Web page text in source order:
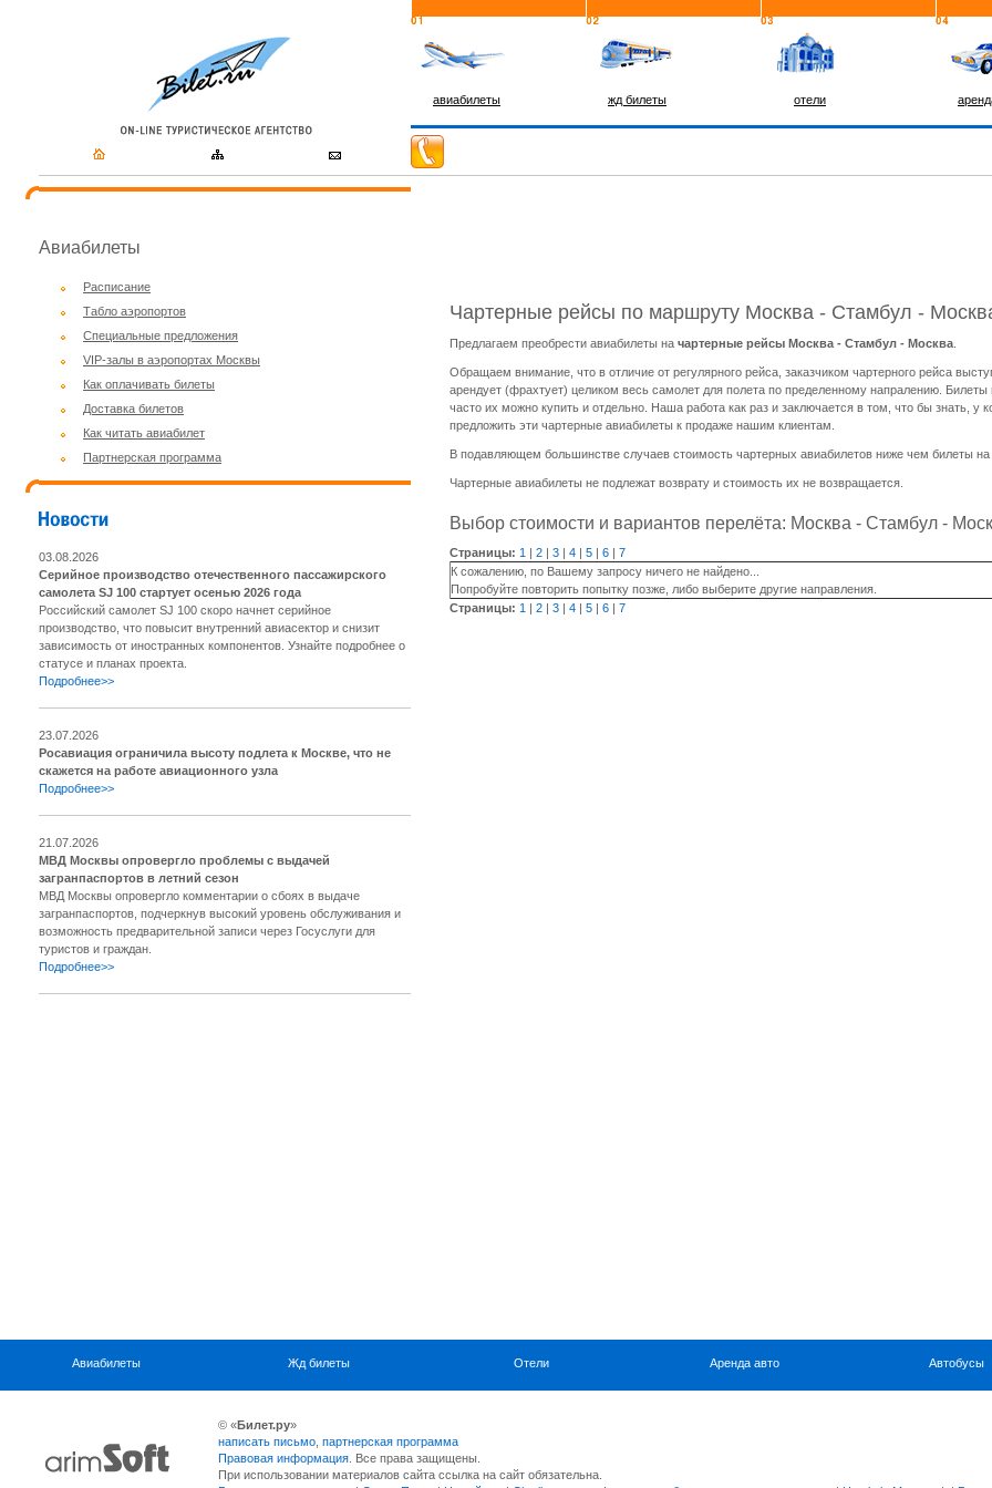
авиабилеты жд билеты отели
Авиабилеты
Расписание
Табло аэропортов
Специальные предложения
VIP-залы в аэропортах Москвы
Как оплачивать билеты
Доставка билетов
Как читать авиабилет
Партнерская программа
03.08.2026
Серийное производство отечественного пассажирского
самолета SJ 100 стартует осенью 2026 года
Российский самолет SJ 100 скоро начнет серийное
производство, что повысит внутренний авиасектор и снизит
зависимость от иностранных компонентов. Узнайте подробнее о
статусе и планах проекта.
Подробнее>>
23.07.2026
Росавиация ограничила высоту подлета к Москве, что не
скажется на работе авиационного узла
Подробнее>>
21.07.2026
МВД Москвы опровергло проблемы с выдачей
загранпаспортов в летний сезон
МВД Москвы опровергло комментарии о сбоях в выдаче
загранпаспортов, подчеркнув высокий уровень обслуживания и
возможность предварительной записи через Госуслуги для
туристов и граждан.
Подробнее>>
Чартерные рейсы по маршруту Москва - Стамбул -
Предлагаем преобрести авиабилеты на чартерные рейсы Москва - Стамбул - Москва
Обращаем внимание, что в отличие от регулярного рейса, заказчиком чартерного рейса
арендует (фрахтует) целиком весь самолет для полета по пределенному напралению. Билеты
часто их можно купить и отдельно. Наша работа как раз и заключается в том, что бы знать, у
предложить эти чартерные авиабилеты к продаже нашим клиентам.
В подавляющем большинстве случаев стоимость чартерных авиабилетов ниже чем билеты
Чартерные авиабилеты не подлежат возврату и стоимость их не возвращается.
Выбор стоимости и вариантов перелёта: Москва - Стамбул -
Страницы: 1 | 2 | 3 | 4 | 5 | 6 | 7
К сожалению, по Вашему запросу ничего не найдено...
Попробуйте повторить попытку позже, либо выберите другие направления.
Страницы: 1 | 2 | 3 | 4 | 5 | 6 | 7
Авиабилеты Жд билеты Отели Аренда авто Автобусы
© «Билет.ру»
написать письмо партнерская программа
Правовая информация . Все права защищены.
При использовании материалов сайта ссылка на сайт обязательна.